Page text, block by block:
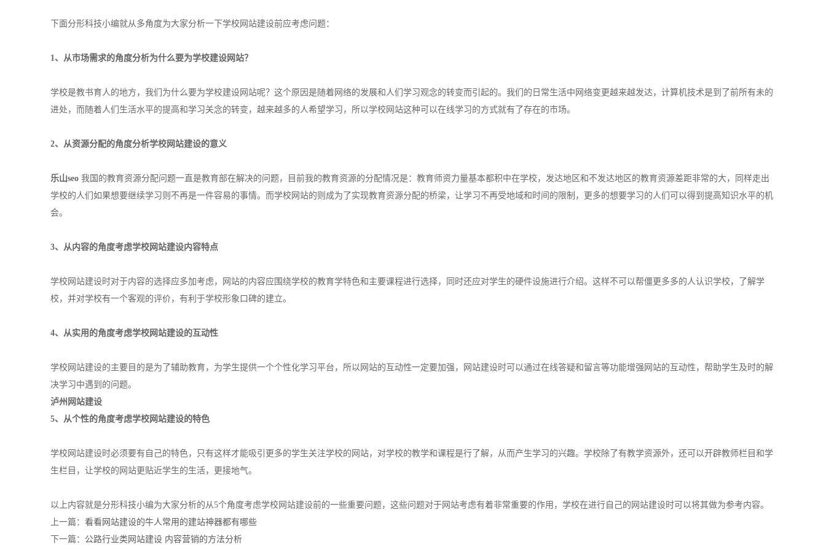
下面分形科技小编就从多角度为大家分析一下学校网站建设前应考虑问题：
1、从市场需求的角度分析为什么要为学校建设网站？
学校是教书育人的地方，我们为什么要为学校建设网站呢？这个原因是随着网络的发展和人们学习观念的转变而引起的。我们的日常生活中网络变更越来越发达，计算机技术是到了前所有未的
进处，而随着人们生活水平的提高和学习关念的转变，越来越多的人希望学习，所以学校网站这种可以在线学习的方式就有了存在的市场。
2、从资源分配的角度分析学校网站建设的意义
乐山seo 我国的教育资源分配问题一直是教育部在解决的问题，目前我的教育资源的分配情况是：教育师资力量基本都积中在学校，发达地区和不发达地区的教育资源差距非常的大，同样走出
学校的人们如果想要继续学习则不再是一件容易的事情。而学校网站的则成为了实现教育资源分配的桥梁，让学习不再受地域和时间的限制，更多的想要学习的人们可以得到提高知识水平的机
会。
3、从内容的角度考虑学校网站建设内容特点
学校网站建设时对于内容的选择应多加考虑，网站的内容应围绕学校的教育学特色和主要课程进行选择，同时还应对学生的硬件设施进行介绍。这样不可以帮僵更多多的人认识学校，了解学
校，并对学校有一个客观的评价，有利于学校形象口碑的建立。
4、从实用的角度考虑学校网站建设的互动性
学校网站建设的主要目的是为了辅助教育，为学生提供一个个性化学习平台，所以网站的互动性一定要加强，网站建设时可以通过在线答疑和留言等功能增强网站的互动性，帮助学生及时的解
决学习中遇到的问题。
泸州网站建设
5、从个性的角度考虑学校网站建设的特色
学校网站建设时必须要有自己的特色，只有这样才能吸引更多的学生关注学校的网站，对学校的教学和课程是行了解，从而产生学习的兴趣。学校除了有教学资源外，还可以开辟教师栏目和学
生栏目，让学校的网站更贴近学生的生活，更接地气。
以上内容就是分形科技小编为大家分析的从5个角度考虑学校网站建设前的一些重要问题，这些问题对于网站考虑有着非常重要的作用，学校在进行自己的网站建设时可以将其做为参考内容。
上一篇： 看看网站建设的牛人常用的建站神器都有哪些
下一篇： 公路行业类网站建设 内容营销的方法分析